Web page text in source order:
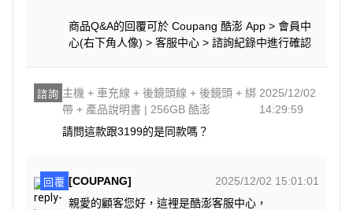
商品Q&A的回覆可於 Coupang 酷澎 App > 會員中
心(右下角人像) > 客服中心 > 諮詢紀錄中進行確認
諮詢 主機 + 車充線 + 後鏡頭線 + 後鏡頭 + 綁
帶 + 產品說明書 | 256GB 酷澎
2025/12/02
14:29:59
請問這款跟3199的是同款嗎？
回覆 [COUPANG]
2025/12/02 15:01:01
親愛的顧客您好，這裡是酷澎客服中心，